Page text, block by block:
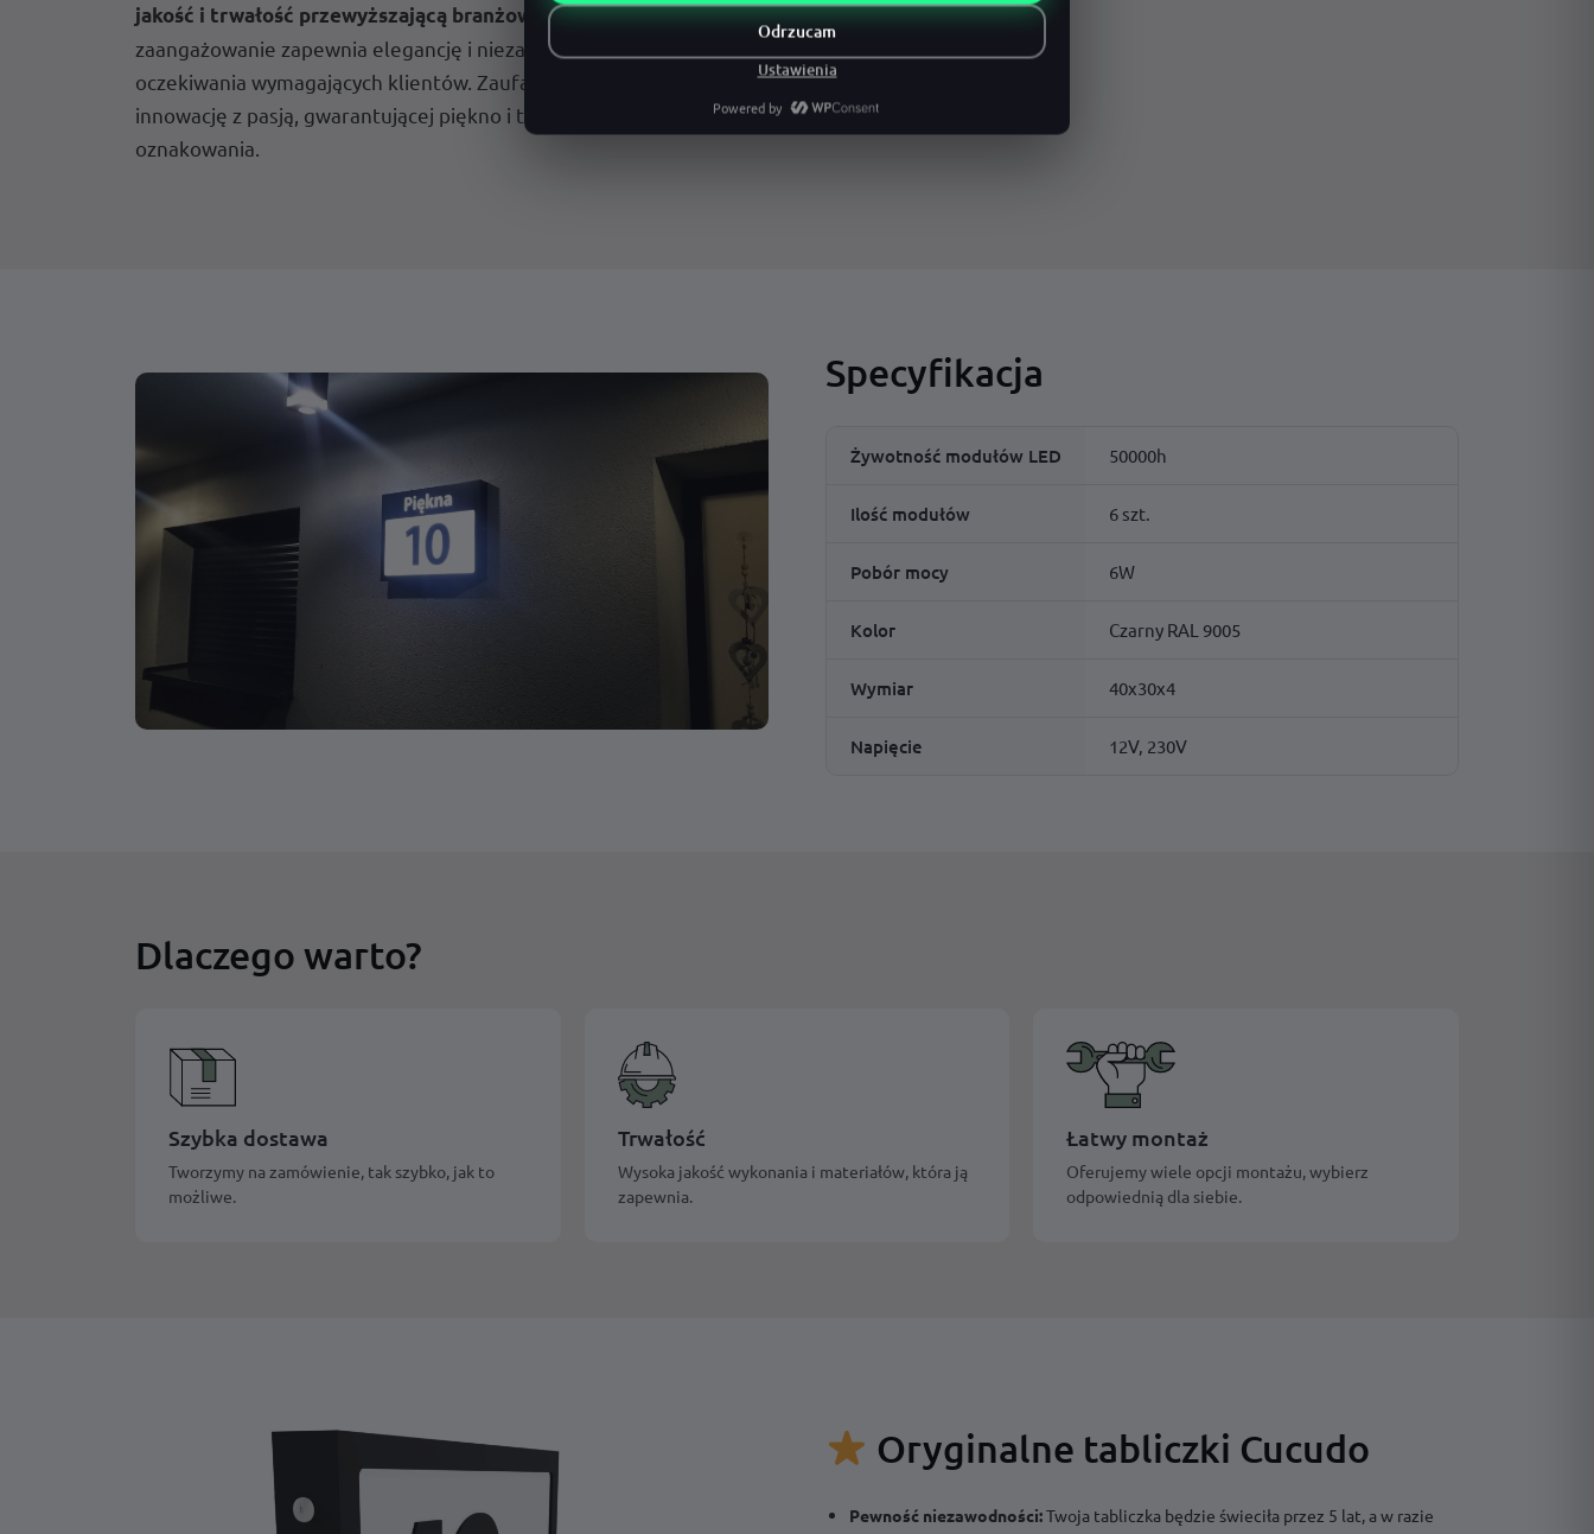
jakość i trwałość przewyższającą branżowe standardy.Nasze
zaangażowanie zapewnia elegancję i niezawodność, spełniając
oczekiwania wymagających klientów. Zaufaj marce łączącej
innowację z pasją, gwarantującej piękno i trwałość Twojego
oznakowania.
Specyfikacja
Żywotność modułów LED 50000h
Ilość modułów 6 szt.
Pobór mocy 6W
Kolor Czarny RAL 9005
Wymiar 40x30x4
Napięcie 12V, 230V
Dlaczego warto?
Szybka dostawa
Tworzymy na zamówienie, tak szybko, jak to
możliwe.
Trwałość
Wysoka jakość wykonania i materiałów, która ją
zapewnia.
Łatwy montaż
Oferujemy wiele opcji montażu, wybierz
odpowiednią dla siebie.
Oryginalne tabliczki Cucudo
Pewność niezawodności:Twoja tabliczka będzie świeciła przez 5 lat, a w razie